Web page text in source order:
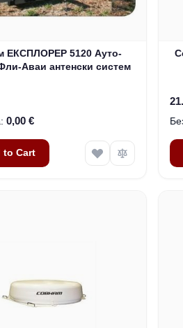
ЕКСПЛОРЕР 5120 Ауто-
Аваи антенски систем
0,00 €
to Cart